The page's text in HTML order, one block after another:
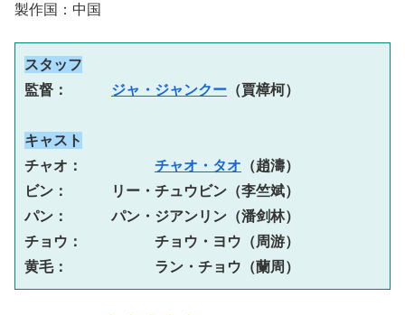
製作国：中国
スタッフ
監督： ジャ・ジャンクー （賈樟柯）
キャスト
チャオ： チャオ・タオ （趙濤）
ビン：　　　リー・チュウビン（李竺斌）
パン：　　　パン・ジアンリン（潘剑林）
チョウ：　　　　　チョウ・ヨウ（周游）
黄毛：　　　　　　ラン・チョウ（蘭周）